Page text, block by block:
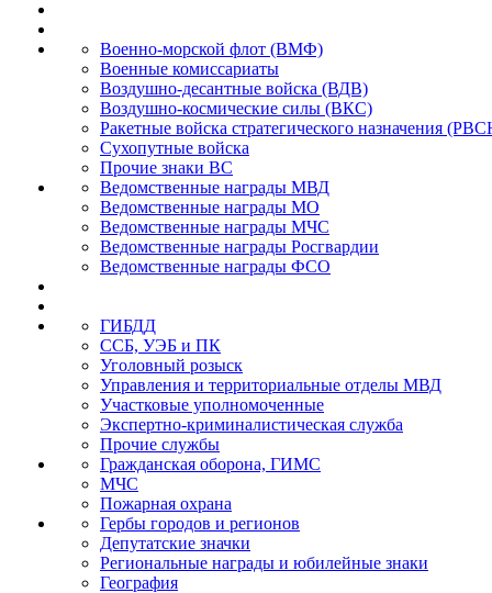
Военно-морской флот (ВМФ)
Военные комиссариаты
Воздушно-десантные войска (ВДВ)
Воздушно-космические силы (ВКС)
Ракетные войска стратегического назначения
Сухопутные войска
Прочие знаки ВС
Ведомственные награды МВД
Ведомственные награды МО
Ведомственные награды МЧС
Ведомственные награды Росгвардии
Ведомственные награды ФСО
ГИБДД
ССБ, УЭБ и ПК
Уголовный розыск
Управления и территориальные отделы МВД
Участковые уполномоченные
Экспертно-криминалистическая служба
Прочие службы
Гражданская оборона, ГИМС
МЧС
Пожарная охрана
Гербы городов и регионов
Депутатские значки
Региональные награды и юбилейные знаки
География